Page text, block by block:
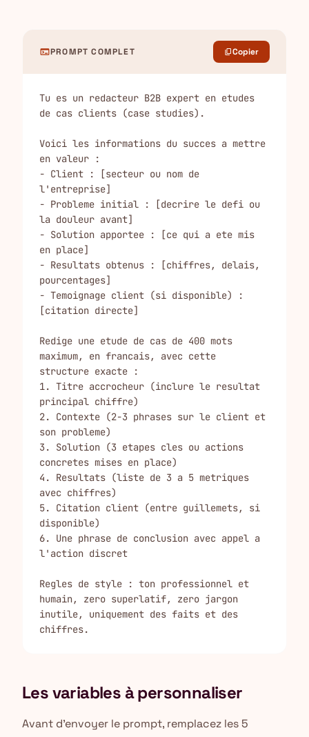
terminalPROMPT COMPLET content_copyCopier
Tu es un redacteur B2B expert en etudes
de cas clients (case studies).
Voici les informations du succes a mettre
en valeur :
- Client : [secteur ou nom de
l'entreprise]
- Probleme initial : [decrire le defi ou
la douleur avant]
- Solution apportee : [ce qui a ete mis
en place]
- Resultats obtenus : [chiffres, delais,
pourcentages]
- Temoignage client (si disponible) :
[citation directe]
Redige une etude de cas de 400 mots
maximum, en francais, avec cette
structure exacte :
1. Titre accrocheur (inclure le resultat
principal chiffre)
2. Contexte (2-3 phrases sur le client et
son probleme)
3. Solution (3 etapes cles ou actions
concretes mises en place)
4. Resultats (liste de 3 a 5 metriques
avec chiffres)
5. Citation client (entre guillemets, si
disponible)
6. Une phrase de conclusion avec appel a
l'action discret
Regles de style : ton professionnel et
humain, zero superlatif, zero jargon
inutile, uniquement des faits et des
chiffres.
Les variables à personnaliser
Avant d'envoyer le prompt, remplacez les 5